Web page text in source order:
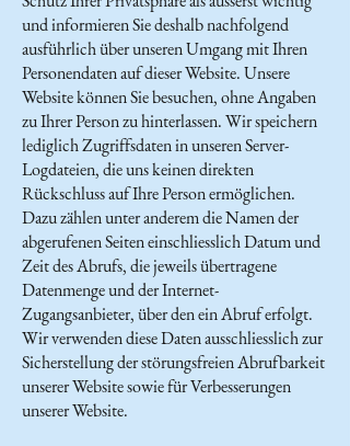
und informieren Sie deshalb nachfolgend
ausführlich über unseren Umgang mit Ihren
Personendaten auf dieser Website. Unsere
Website können Sie besuchen, ohne Angaben
zu Ihrer Person zu hinterlassen. Wir speichern
lediglich Zugriffsdaten in unseren Server-
Logdateien, die uns keinen direkten
Rückschluss auf Ihre Person ermöglichen.
Dazu zählen unter anderem die Namen der
abgerufenen Seiten einschliesslich Datum und
Zeit des Abrufs, die jeweils übertragene
Datenmenge und der Internet-
Zugangsanbieter, über den ein Abruf erfolgt.
Wir verwenden diese Daten ausschliesslich zur
Sicherstellung der störungsfreien Abrufbarkeit
unserer Website sowie für Verbesserungen
unserer Website.